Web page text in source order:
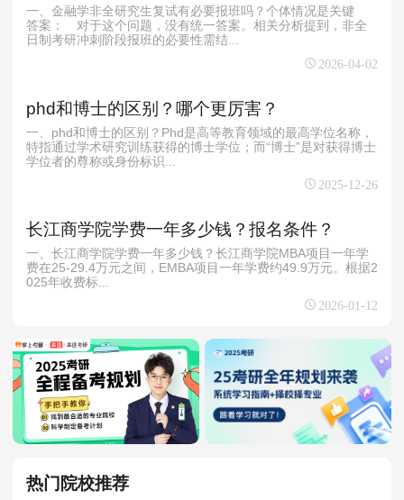
困境
一、金融学非全研究生复试有必要报班吗？个体情况是关键
答案： 对于这个问题，没有统一答案。相关分析提到，非全
日制考研冲刺阶段报班的必要性需结...
2026-04-02
phd和博士的区别？哪个更厉害？
一、phd和博士的区别？Phd是高等教育领域的最高学位名称，
特指通过学术研究训练获得的博士学位；而“博士”是对获得博士
学位者的尊称或身份标识...
2025-12-26
长江商学院学费一年多少钱？报名条件？
一、长江商学院学费一年多少钱？长江商学院MBA项目一年学
费在25-29.4万元之间，EMBA项目一年学费约49.9万元。根据2
025年收费标...
2026-01-12
热门院校推荐